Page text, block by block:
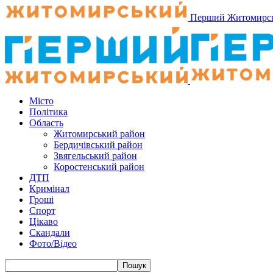
Перший
Місто
Політика
Область
Житомирський район
Бердичівський район
Звягельський район
Коростенський район
ДТП
Кримінал
Гроші
Спорт
Цікаво
Скандали
Фото/Відео